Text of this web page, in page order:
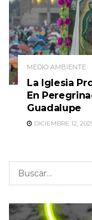
MEDIO AMBIENTE
La Iglesia
En
Guadalupe
DICIEMBRE 12,